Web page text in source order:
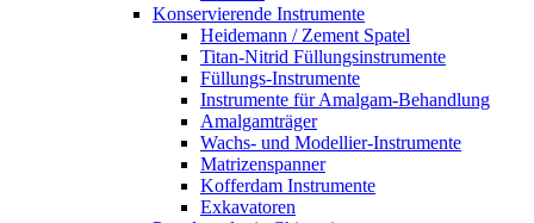
Konservierende Instrumente
Heidemann / Zement Spatel
Titan-Nitrid Füllungsinstrumente
Füllungs-Instrumente
Instrumente für Amalgam-Behandlung
Amalgamträger
Wachs- und Modellier-Instrumente
Matrizenspanner
Kofferdam Instrumente
Exkavatoren